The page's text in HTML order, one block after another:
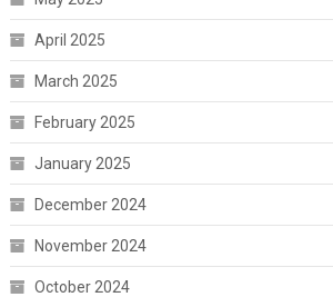
April 2025
March 2025
February 2025
January 2025
December 2024
November 2024
October 2024